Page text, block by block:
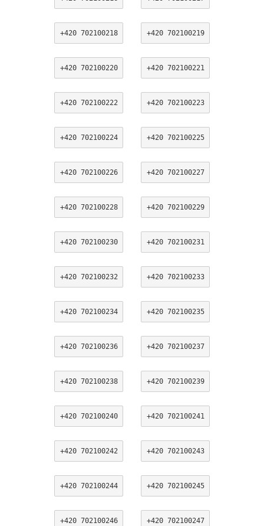
+420 702100218 +420 702100219
+420 702100220 +420 702100221
+420 702100222 +420 702100223
+420 702100224 +420 702100225
+420 702100226 +420 702100227
+420 702100228 +420 702100229
+420 702100230 +420 702100231
+420 702100232 +420 702100233
+420 702100234 +420 702100235
+420 702100236 +420 702100237
+420 702100238 +420 702100239
+420 702100240 +420 702100241
+420 702100242 +420 702100243
+420 702100244 +420 702100245
+420 702100246 +420 702100247